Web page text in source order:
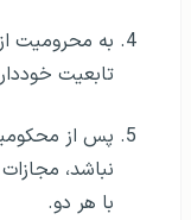
به محرومیت
تابعیت
پس از
با هر دو.